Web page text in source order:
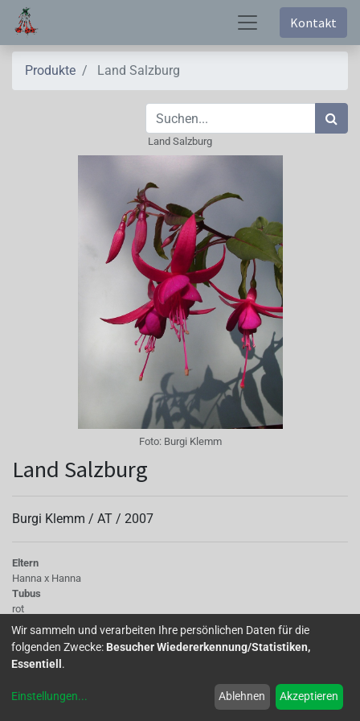
Kontakt
Produkte Land Salzburg
Land Salzburg
Foto: Burgi Klemm
Land Salzburg
Burgi Klemm / AT / 2007
Eltern
Hanna x Hanna
Tubus
rot
Sepalen
leicht zurückgeschlagen, rot
Korolle/Petalen
intensiv rot
hell
Wir sammeln und verarbeiten Ihre persönlichen Daten für die
folgenden Zwecke: Besucher Wiedererkennung/Statistiken,
Essentiell .
Einstellungen... Ablehnen Akzeptieren